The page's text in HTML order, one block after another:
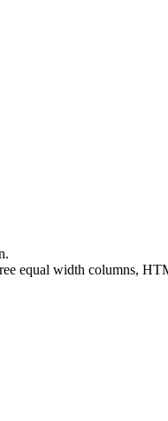
equal width columns,